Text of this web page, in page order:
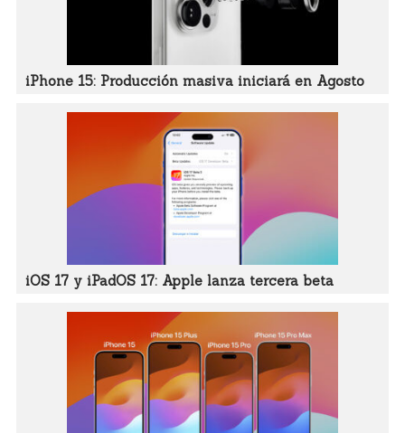
iPhone 15: Producción masiva iniciará en Agosto
iOS 17 y iPadOS 17: Apple lanza tercera beta